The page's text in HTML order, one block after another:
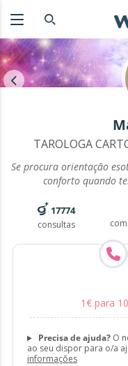
TAROLOGA
Se procura orientação
conforto quando
17774
consultas
1€ para
Precisa de ajuda?O
ao seu dispor para o/a
informações